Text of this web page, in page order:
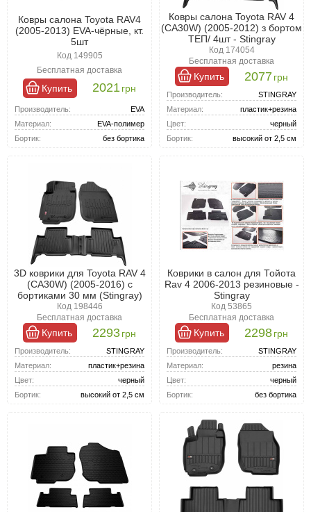
Ковры салона Toyota RAV4
(2005-2013) EVA-чёрные, кт.
5шт
Код 149905
Бесплатная доставка
Купить 2021грн
Производитель:
EVA
Материал:
EVA-полимер
Бортик:
без бортика
Ковры салона Toyota RAV 4
(CA30W) (2005-2012) з бортом
ТЕП/ 4шт - Stingray
Код 174054
Бесплатная доставка
Купить 2077грн
Производитель:
STINGRAY
Материал:
пластик+резина
Цвет:
черный
Бортик:
высокий от 2,5 см
3D коврики для Toyota RAV 4
(CA30W) (2005-2016) с
бортиками 30 мм (Stingray)
Код 198446
Бесплатная доставка
Купить 2293грн
Производитель:
STINGRAY
Материал:
пластик+резина
Цвет:
черный
Бортик:
высокий от 2,5 см
Коврики в салон для Тойота
Rav 4 2006-2013 резиновые -
Stingray
Код 53865
Бесплатная доставка
Купить 2298грн
Производитель:
STINGRAY
Материал:
резина
Цвет:
черный
Бортик:
без бортика